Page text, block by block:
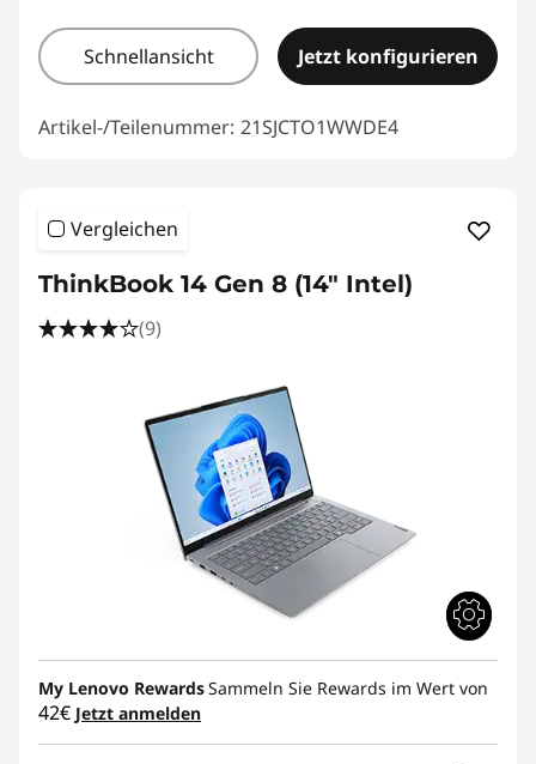
Schnellansicht Jetzt konfigurieren
Artikel-/Teilenummer: 21SJCTO1WWDE4
Vergleichen
ThinkBook 14 Gen 8 (14" Intel)
(9)
My Lenovo RewardsSammeln Sie Rewards im Wert von
42€ Jetzt anmelden